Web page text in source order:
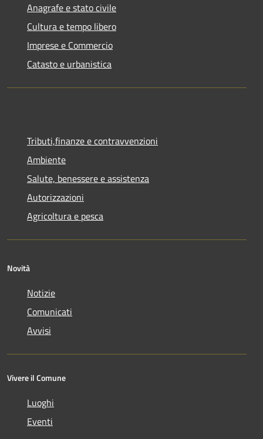
Anagrafe e stato civile
Cultura e tempo libero
Imprese e Commercio
Catasto e urbanistica
Tributi,finanze e contravvenzioni
Ambiente
Salute, benessere e assistenza
Autorizzazioni
Agricoltura e pesca
Novità
Notizie
Comunicati
Avvisi
Vivere il Comune
Luoghi
Eventi